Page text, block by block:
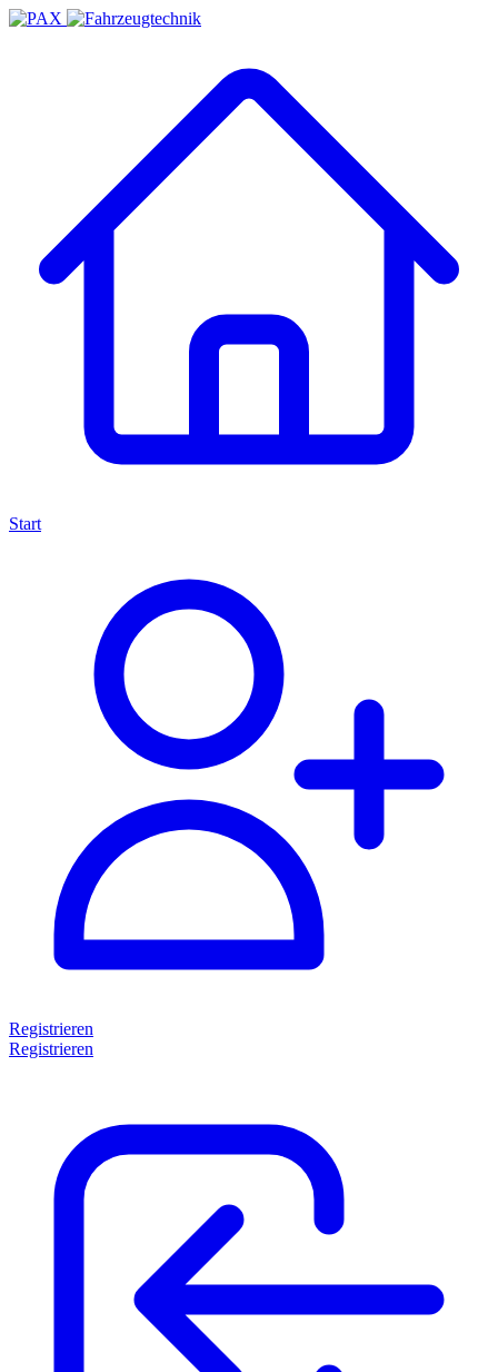
Start
Registrieren
Registrieren